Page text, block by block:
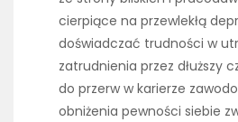
cierpiące na przewlekłą
doświadczać trudności w
zatrudnienia przez dłuższy
do przerw w karierze
obniżenia pewności siebie